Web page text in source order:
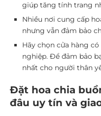
giúp tăng tính trang
Nhiều nơi cung cấp
nhưng vẫn đảm bảo
Hãy chọn cửa hàng
nghiệp. Để đảm bảo
nhất cho người thân
Đặt hoa chia
đâu uy tín và